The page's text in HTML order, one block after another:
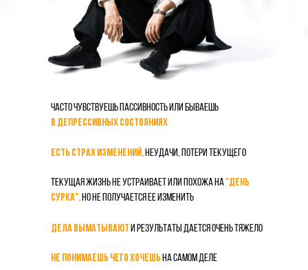
Eсть страх изменений,неудачи, потери текущего
Не понимаешь чего хочешь на самом деле
Дела выматывают и результаты дается очень тяжело
Часто чувствуешь пассивность или бываешь
в депрессивных состояниях
Текущая жизнь не устраивает или похожа на"день
сурка",но не получается ее изменить